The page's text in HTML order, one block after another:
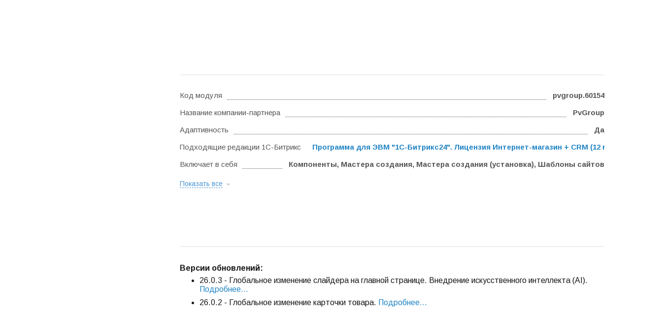
Код модуля pvgroup.60154
Название компании-партнера PvGroup
Адаптивность Да
Подходящие редакции 1С-Битрикс Программа для ЭВМ "1С-Битрикс24". Лицензия Интернет-магазин + CRM (12 мес.)
Включает в себя Компоненты, Мастера создания, Мастера создания (установка), Шаблоны сайтов
Показать все
Версии обновлений:
26.0.3 - Глобальное изменение слайдера на главной странице. Внедрение искусственного интеллекта (AI).
Подробнее...
26.0.2 - Глобальное изменение карточки товара. Подробнее...